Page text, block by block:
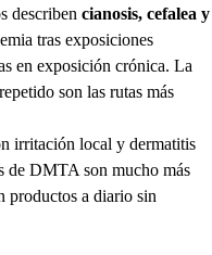
describen cianosis, cefalea y
tras exposiciones
en exposición crónica. La
son las rutas más
irritación local y dermatitis
de DMTA son mucho más
productos a diario sin